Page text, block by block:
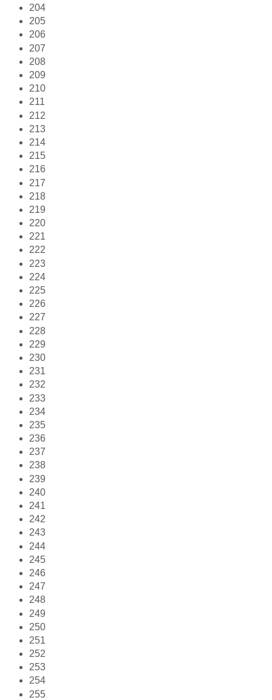
204
205
206
207
208
209
210
211
212
213
214
215
216
217
218
219
220
221
222
223
224
225
226
227
228
229
230
231
232
233
234
235
236
237
238
239
240
241
242
243
244
245
246
247
248
249
250
251
252
253
254
255